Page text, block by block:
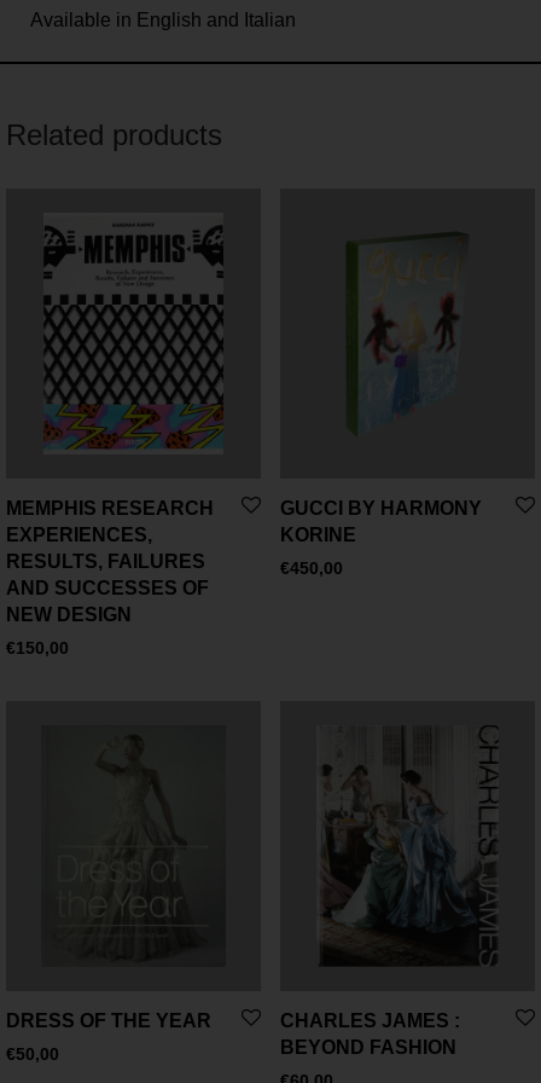
Available in English and Italian
Related products
MEMPHIS RESEARCH
EXPERIENCES,
RESULTS, FAILURES
AND SUCCESSES OF
NEW DESIGN
€150,00
GUCCI BY HARMONY
KORINE
€450,00
DRESS OF THE YEAR
€50,00
CHARLES JAMES :
BEYOND FASHION